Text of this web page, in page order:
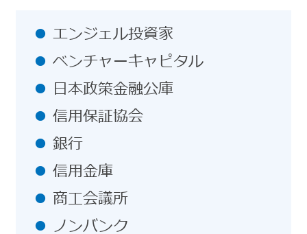
エンジェル投資家
ベンチャーキャピタル
日本政策金融公庫
信用保証協会
銀行
信用金庫
商工会議所
ノンバンク